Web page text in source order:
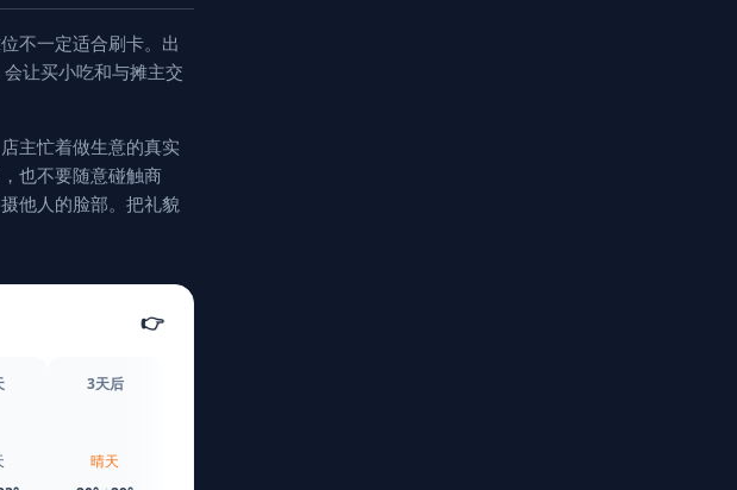
不一定适合刷卡。出
让买小吃和与摊主交
主忙着做生意的真实
也不要随意碰触商
他人的脸部。把礼貌
👉
3天后
晴天